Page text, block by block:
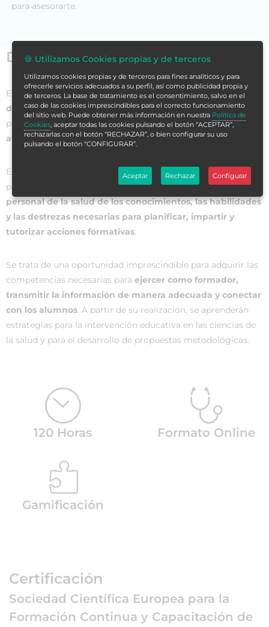
Datos generales
El ámbito sanitario tiene unaclara dimensión educativa
dirigida a todos los públicos, pero especialmente a los
profesionales que lo componen debido a loscontinuos
avances e investigaciones.
Este programa formativo ofrece un amplio material teórico-
práctico actualizado que tiene como objetivodotar al
personal de la salud de los conocimientos, las habilidades
y las destrezas necesarias para planificar, impartir y
tutorizar acciones formativas.
Se trata de una oportunidad imprescindible para adquirir las
competencias necesarias para ejercer como formador,
transmitir la información de manera adecuada y conectar
con los alumnos. A partir de su realización, se aprenderán
estrategias para la intervención educativa en las ciencias de
la salud y para el desarrollo de propuestas metodológicas.
para asesorarte.
120 Horas Formato Online
Gamificación
Certificación
Sociedad Científica Europea para la
Formación Continua y Capacitación de
🍪 Utilizamos Cookies propias y de terceros
Utilizamos cookies propias y de terceros para fines analíticos y para
ofrecerle servicios adecuados a su perfil, así como publicidad propia y
de terceros. La base de tratamiento es el consentimiento, salvo en el
caso de las cookies imprescindibles para el correcto funcionamiento
del sitio web. Puede obtener más información en nuestra Política de
Cookies , aceptar todas las cookies pulsando el botón “ACEPTAR”,
rechazarlas con el botón “RECHAZAR”, o bien configurar su uso
pulsando el botón “CONFIGURAR”.
Aceptar Rechazar Configurar